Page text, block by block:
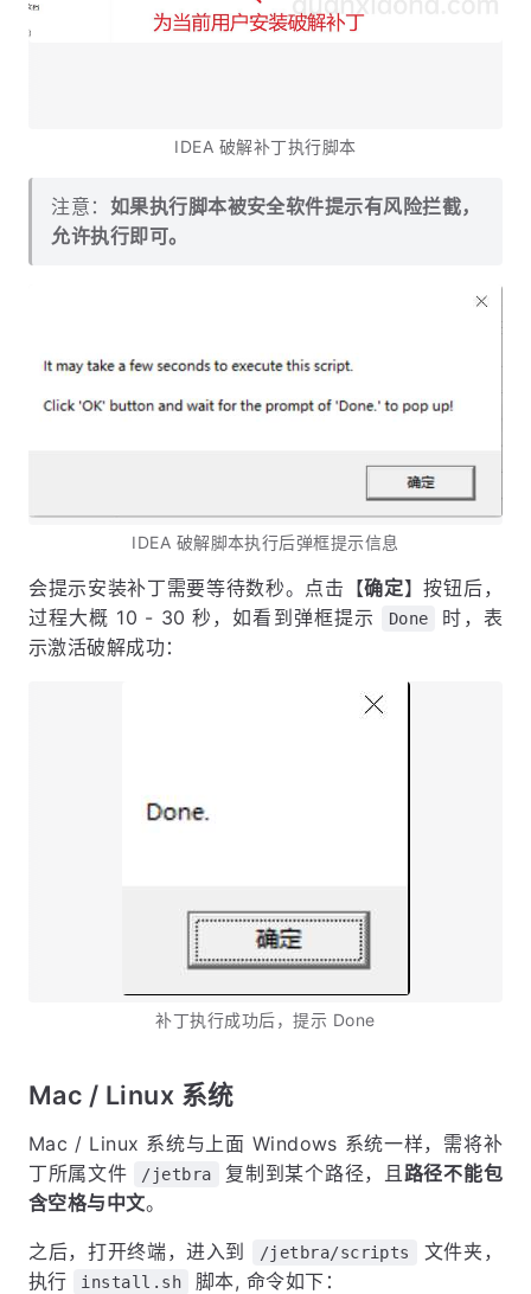
IDEA 破解补丁执行脚本
注意： 如果执行脚本被安全软件提示有风险拦截，
允许执行即可。
IDEA 破解脚本执行后弹框提示信息
会提示安装补丁需要等待数秒。点击【确定】按钮后，
过程大概 10 - 30 秒，如看到弹框提示
Done
时，表
示激活破解成功：
补丁执行成功后，提示 Done
Mac / Linux 系统
Mac / Linux 系统与上面 Windows 系统一样，需将补
丁所属文件
/jetbra 复制到某个路径，且 路径不能包
含空格与中文。
之后，打开终端，进入到 /jetbra/scripts
文件夹，
执行
install.sh 脚本, 命令如下：